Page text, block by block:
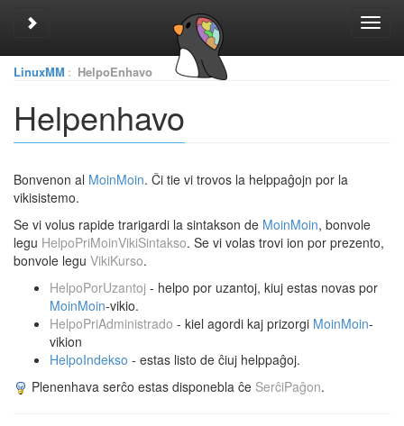
Toggle sidebar
LinuxMM : HelpoEnhavo
Helpenhavo
Bonvenon al MoinMoin. Ĉi tie vi trovos la helppaĝojn por la
vikisistemo.
Se vi volus rapide trarigardi la sintakson de MoinMoin, bonvole
legu HelpoPriMoinVikiSintakso. Se vi volas trovi ion por prezento,
bonvole legu VikiKurso.
HelpoPorUzantoj - helpo por uzantoj, kiuj estas novas por
MoinMoin-vikio.
HelpoPriAdministrado - kiel agordi kaj prizorgi MoinMoin-
vikion
HelpoIndekso - estas listo de ĉiuj helppaĝoj.
Plenenhava serĉo estas disponebla ĉe SerĉiPaĝon.